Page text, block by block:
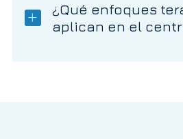
¿Qué enfoques
aplican en el